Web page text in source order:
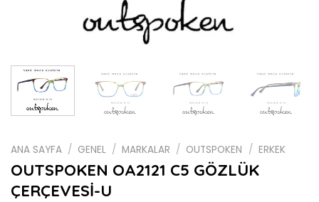
ANA SAYFA / GENEL / MARKALAR / OUTSPOKEN / ERKEK
OUTSPOKEN OA2121 C5 GÖZLÜK
ÇERÇEVESİ-U